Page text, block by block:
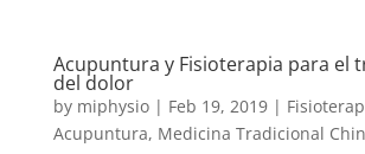
Acupuntura y Fisioterapia para el
del dolor
by miphysio| Feb 19, 2019|
Acupuntura, Medicina Tradicional